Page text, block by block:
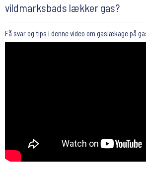
vildmarksbads lækker gas?
Få svar og tips i denne video om gaslækage på